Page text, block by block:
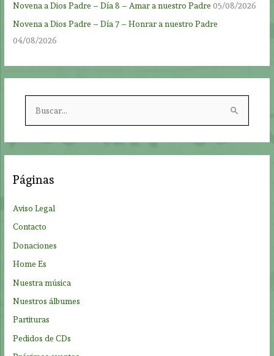
Novena a Dios Padre – Día 8 – Amar a nuestro Padre 05/08/2026
Novena a Dios Padre – Día 7 – Honrar a nuestro Padre
04/08/2026
r
:
Páginas
Aviso Legal
Contacto
Donaciones
Home Es
Nuestra música
Nuestros álbumes
Partituras
Pedidos de CDs